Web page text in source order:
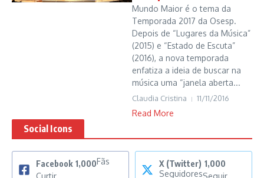
Mundo Maior é o tema da
Temporada 2017 da Osesp.
Depois de “Lugares da Música”
(2015) e “Estado de Escuta”
(2016), a nova temporada
enfatiza a ideia de buscar na
música uma “janela aberta...
Claudia Cristina 11/11/2016
Read More
Social Icons
Facebook 1,000Fãs
Curtir
X (Twitter) 1,000
SeguidoresSeguir